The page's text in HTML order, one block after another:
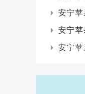
安宁
安宁
安宁